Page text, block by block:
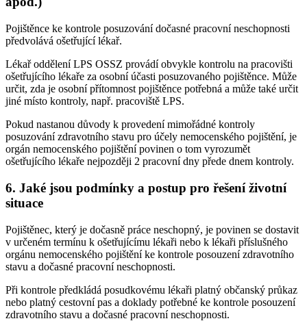
Pojištěnce ke kontrole posuzování dočasné pracovní neschopnosti
předvolává ošetřující lékař.
Lékař oddělení LPS OSSZ provádí obvykle kontrolu na pracovišti
ošetřujícího lékaře za osobní účasti posuzovaného pojištěnce. Může
určit, zda je osobní přítomnost pojištěnce potřebná a může také určit
jiné místo kontroly, např. pracoviště LPS.
Pokud nastanou důvody k provedení mimořádné kontroly
posuzování zdravotního stavu pro účely nemocenského pojištění, je
orgán nemocenského pojištění povinen o tom vyrozumět
ošetřujícího lékaře nejpozději 2 pracovní dny přede dnem kontroly.
6. Jaké jsou podmínky a postup pro řešení životní
situace
Pojištěnec, který je dočasně práce neschopný, je povinen se dostavit
v určeném termínu k ošetřujícímu lékaři nebo k lékaři příslušného
orgánu nemocenského pojištění ke kontrole posouzení zdravotního
stavu a dočasné pracovní neschopnosti.
Při kontrole předkládá posudkovému lékaři platný občanský průkaz
nebo platný cestovní pas a doklady potřebné ke kontrole posouzení
zdravotního stavu a dočasné pracovní neschopnosti.